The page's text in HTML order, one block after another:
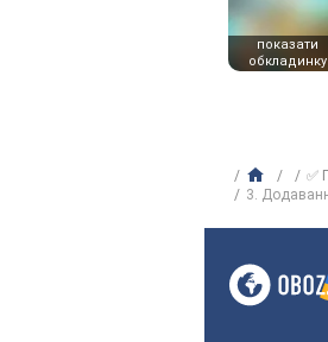
показати
обкладинку
✅
3.